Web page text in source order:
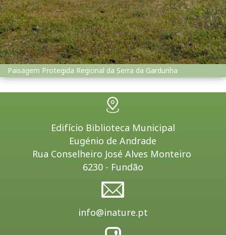
Paisagem Protegida Regional da Serra da Gardunha
Edifício Biblioteca Municipal
Eugénio de Andrade
Rua Conselheiro José Alves Monteiro
6230 - Fundão
info@inature.pt